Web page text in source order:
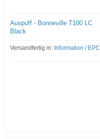
Auspuff - Bonneville T100 LC
Black
Versandfertig in: Information / EPC